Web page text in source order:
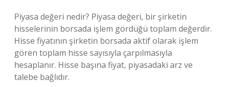
Piyasa değeri nedir? Piyasa değeri, bir şirketin
hisselerinin borsada işlem gördüğü toplam değerdir.
Hisse fiyatının şirketin borsada aktif olarak işlem
gören toplam hisse sayısıyla çarpılmasıyla
hesaplanır. Hisse başına fiyat, piyasadaki arz ve
talebe bağlıdır.